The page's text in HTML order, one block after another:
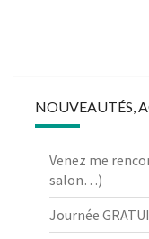
NOUVEAUTÉS,
Venez me
salon…)
Journée